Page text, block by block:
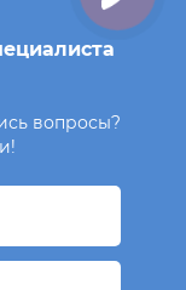
вопросы?